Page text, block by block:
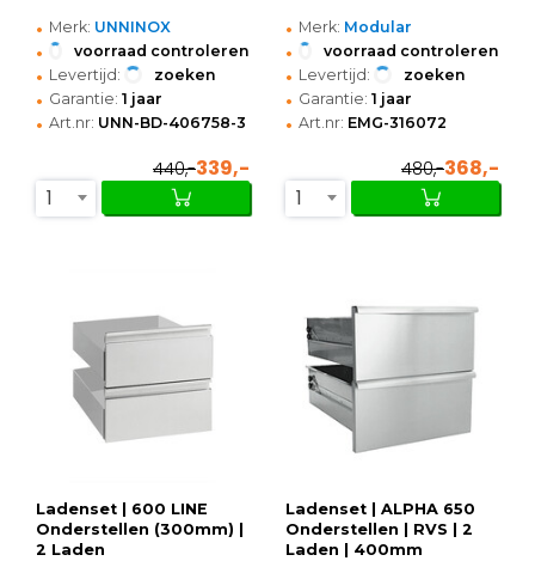
• Merk: UNNINOX
• voorraad controleren
• Levertijd: zoeken
• Garantie: 1 jaar
• Art.nr: UNN-BD-406758-3
440,-339,-
1
• Merk: Modular
• voorraad controleren
• Levertijd: zoeken
• Garantie: 1 jaar
• Art.nr: EMG-316072
480,-368,-
1
Ladenset | 600 LINE
Onderstellen (300mm) |
2 Laden
Ladenset | ALPHA 650
Onderstellen | RVS | 2
Laden | 400mm